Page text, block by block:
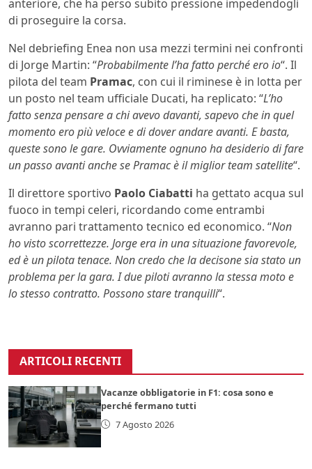
anteriore, che ha perso subito pressione impedendogli
di proseguire la corsa.
Nel debriefing Enea non usa mezzi termini nei confronti
di Jorge Martin: “Probabilmente l’ha fatto perché ero io“. Il
pilota del team Pramac, con cui il riminese è in lotta per
un posto nel team ufficiale Ducati, ha replicato: “L’ho
fatto senza pensare a chi avevo davanti, sapevo che in quel
momento ero più veloce e di dover andare avanti. E basta,
queste sono le gare. Ovviamente ognuno ha desiderio di fare
un passo avanti anche se Pramac è il miglior team satellite“.
Il direttore sportivo Paolo Ciabatti ha gettato acqua sul
fuoco in tempi celeri, ricordando come entrambi
avranno pari trattamento tecnico ed economico. “Non
ho visto scorrettezze. Jorge era in una situazione favorevole,
ed è un pilota tenace. Non credo che la decisone sia stato un
problema per la gara. I due piloti avranno la stessa moto e
lo stesso contratto. Possono stare tranquilli“.
ARTICOLI RECENTI
Vacanze obbligatorie in F1: cosa sono e
perché fermano tutti
7 Agosto 2026